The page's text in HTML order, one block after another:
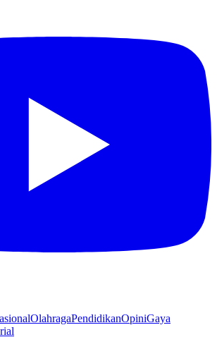
OlahragaPendidikanOpiniGaya